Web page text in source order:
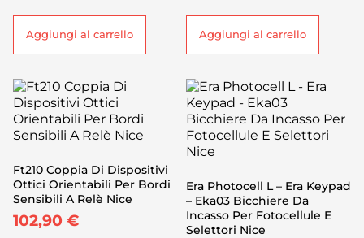
Aggiungi al carrello Aggiungi al carrello
Ft210 Coppia Di Dispositivi
Ottici Orientabili Per Bordi
Sensibili A Relè Nice
102,90 €
Era Photocell L – Era Keypad
– Eka03 Bicchiere Da
Incasso Per Fotocellule E
Selettori Nice